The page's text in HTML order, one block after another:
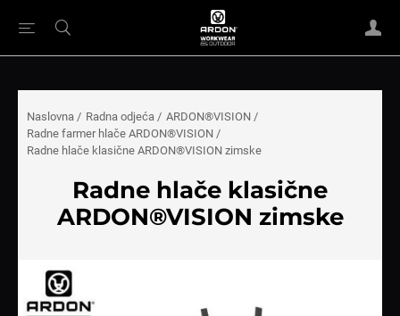
Naslovna / Radna odjeća / ARDON®VISION /
Radne farmer hlače ARDON®VISION /
Radne hlače klasične ARDON®VISION zimske
Radne hlače klasične
ARDON®VISION zimske